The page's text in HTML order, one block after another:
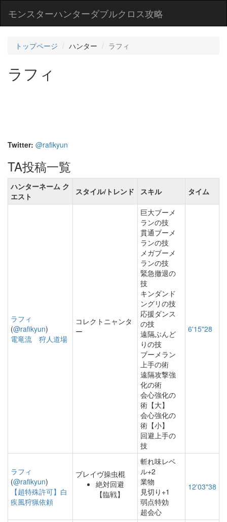
モンスターハンターダブルクロス攻略
トップページ ハンター ラフィ
ラフィ
Twitter: @rafikyun
TA投稿一覧
ハンターネーム ク
エスト
スタイル/トレンド スキル タイム
ラフィ
(@rafikyun)
電竜流 狩人道場
コレクトニャンタ
ー
巨大ブーメ
ランの技
貫通ブーメ
ランの技
メガブーメ
ランの技
緊急撤退の
技
キンダンド
ングリの技
応援ダンス
の技
遠隔ぶんど
りの技
ブーメラン
上手の術
遠隔攻撃強
化の術
会心強化の
術【大】
会心強化の
術【小】
回避上手の
技
6'15"28
ラフィ
(@rafikyun)
【超特殊許可】白
疾風狩猟依頼
ブレイヴ操虫棍
絶対回避
【臨戦】
斬れ味レベ
ル+2
業物
見切り+1
弱点特効
超会心
12'03"38